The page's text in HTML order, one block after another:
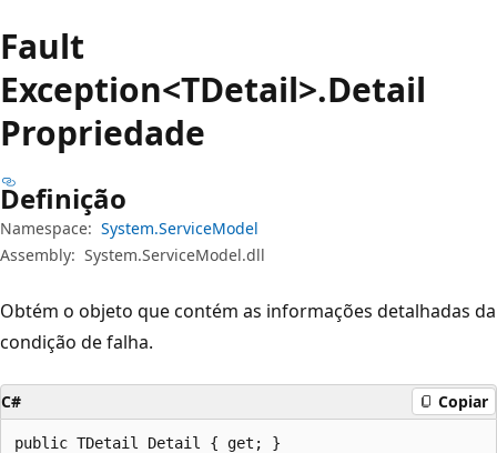
Fault
Exception<TDetail>.Detail
Propriedade
Definição
Namespace: System.ServiceModel
Assembly: System.ServiceModel.dll
Obtém o objeto que contém as informações detalhadas da
condição de falha.
C# Copiar
public TDetail Detail { get; }